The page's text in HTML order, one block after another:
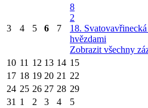
3 4 5 6 7
8
2
18.
hvězdami
Zobrazit všechny
10 11 12 13 14 15
17 18 19 20 21 22
24 25 26 27 28 29
31 1 2 3 4 5